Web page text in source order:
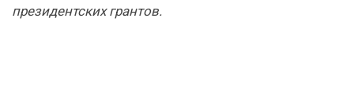
президентских грантов.